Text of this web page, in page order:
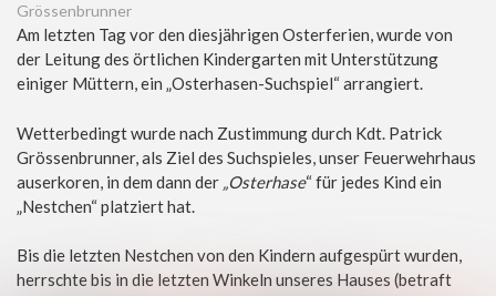
Grössenbrunner
Am letzten Tag vor den diesjährigen Osterferien, wurde von
der Leitung des örtlichen Kindergarten mit Unterstützung
einiger Müttern, ein „Osterhasen-Suchspiel“ arrangiert.
Wetterbedingt wurde nach Zustimmung durch Kdt. Patrick
Grössenbrunner, als Ziel des Suchspieles, unser Feuerwehrhaus
auserkoren, in dem dann der „Osterhase“ für jedes Kind ein
„Nestchen“ platziert hat.
Bis die letzten Nestchen von den Kindern aufgespürt wurden,
herrschte bis in die letzten Winkeln unseres Hauses (betraft